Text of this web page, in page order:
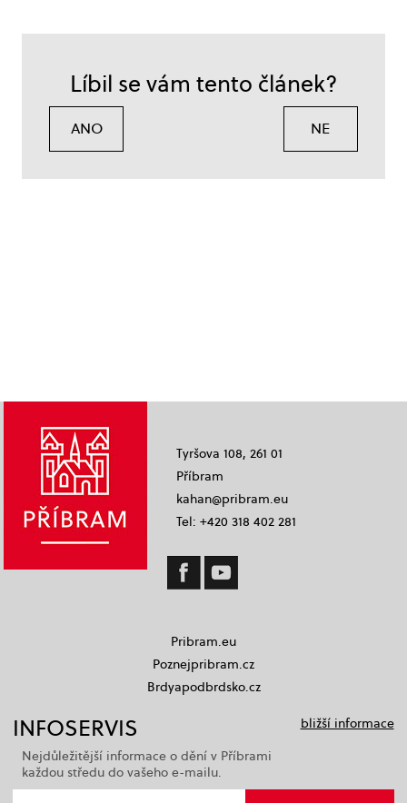
Líbil se vám tento článek?
ANO NE
Tyršova 108, 261 01
Příbram
kahan@pribram.eu
Tel: +420 318 402 281
Pribram.eu
Poznejpribram.cz
Brdyapodbrdsko.cz
INFOSERVIS
bližší informace
Nejdůležitější informace o dění v Příbrami
každou středu do vašeho e-mailu.